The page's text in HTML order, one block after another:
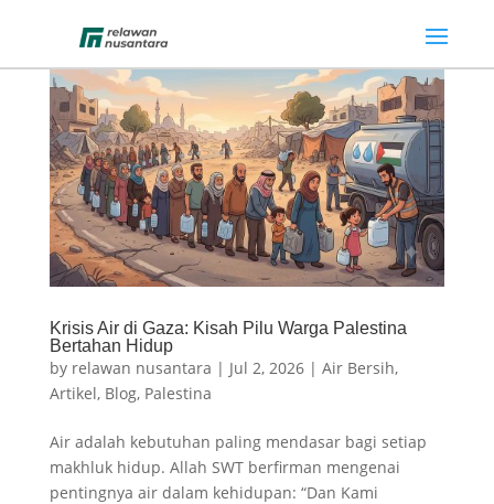
Krisis Air di Gaza: Kisah Pilu Warga Palestina
Bertahan Hidup
by relawan nusantara | Jul 2, 2026| Air Bersih,
Artikel, Blog, Palestina
Air adalah kebutuhan paling mendasar bagi setiap
makhluk hidup. Allah SWT berfirman mengenai
pentingnya air dalam kehidupan: “Dan Kami